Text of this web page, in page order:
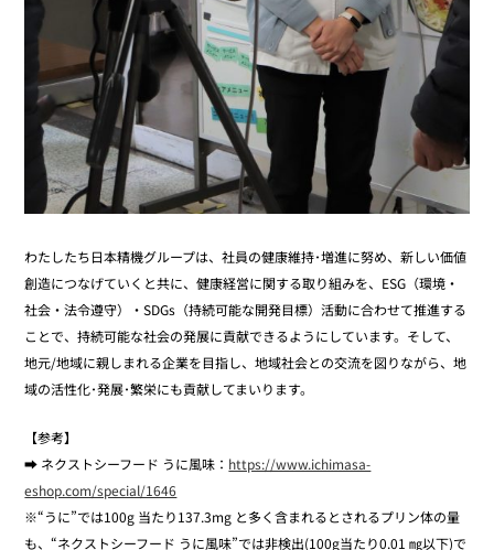
わたしたち日本精機グループは、社員の健康維持･増進に努め、新しい価値
創造につなげていくと共に、健康経営に関する取り組みを、ESG（環境・
社会・法令遵守）・SDGs（持続可能な開発目標）活動に合わせて推進する
ことで、持続可能な社会の発展に貢献できるようにしています。そして、
地元/地域に親しまれる企業を目指し、地域社会との交流を図りながら、地
域の活性化･発展･繁栄にも貢献してまいります。
【参考】
➡ ネクストシーフード うに風味： https://www.ichimasa-
eshop.com/special/1646
※“うに”では100g 当たり137.3mg と多く含まれるとされるプリン体の量
も、“ネクストシーフード うに風味”では非検出(100g当たり0.01 ㎎以下)で